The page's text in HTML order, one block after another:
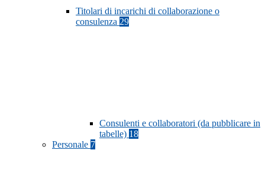
Titolari di incarichi di collaborazione o
consulenza 29
Consulenti e collaboratori (da pubblicare in
tabelle) 18
Personale 7